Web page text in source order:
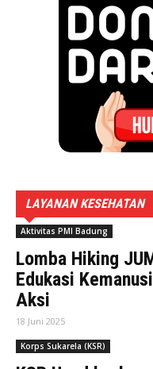
LAYANAN KESEHATAN
Aktivitas PMI Badung
Lomba Hiking
Edukasi
Aksi
18 Juni 2025
Korps Sukarela (KSR)